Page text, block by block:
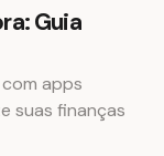
Guia
apps
suas finanças